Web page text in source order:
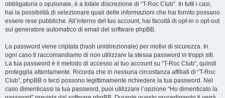
obbligatoria o opzionale, è a totale discrezione di “T-Roc Club”. In tutti i casi,
hai la possibilità di selezionare quali delle informazioni che hai fornito possano
essere rese pubbliche. All’interno del tuo account, hai facoltà di opt-in o opt-out
sul generatore automatico di email del software phpBB.
La password viene criptata (hash unidirezionale) per motivi di sicurezza. In
ogni caso ti raccomandiamo di non utilizzare la stessa password in troppi siti.
La tua password è il metodo di accesso al tuo account su “T-Roc Club”, quindi
proteggila attentamente. Ricorda che in nessuna circostanza affiliati di “T-Roc
Club”, phpBB o terzi possono legittimamente richiedere la tua password. Nel
caso dimenticassi la tua password, puoi utilizzare l’opzione “Ho dimenticato la